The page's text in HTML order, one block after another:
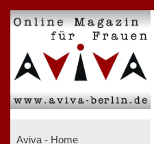
Aviva - Home